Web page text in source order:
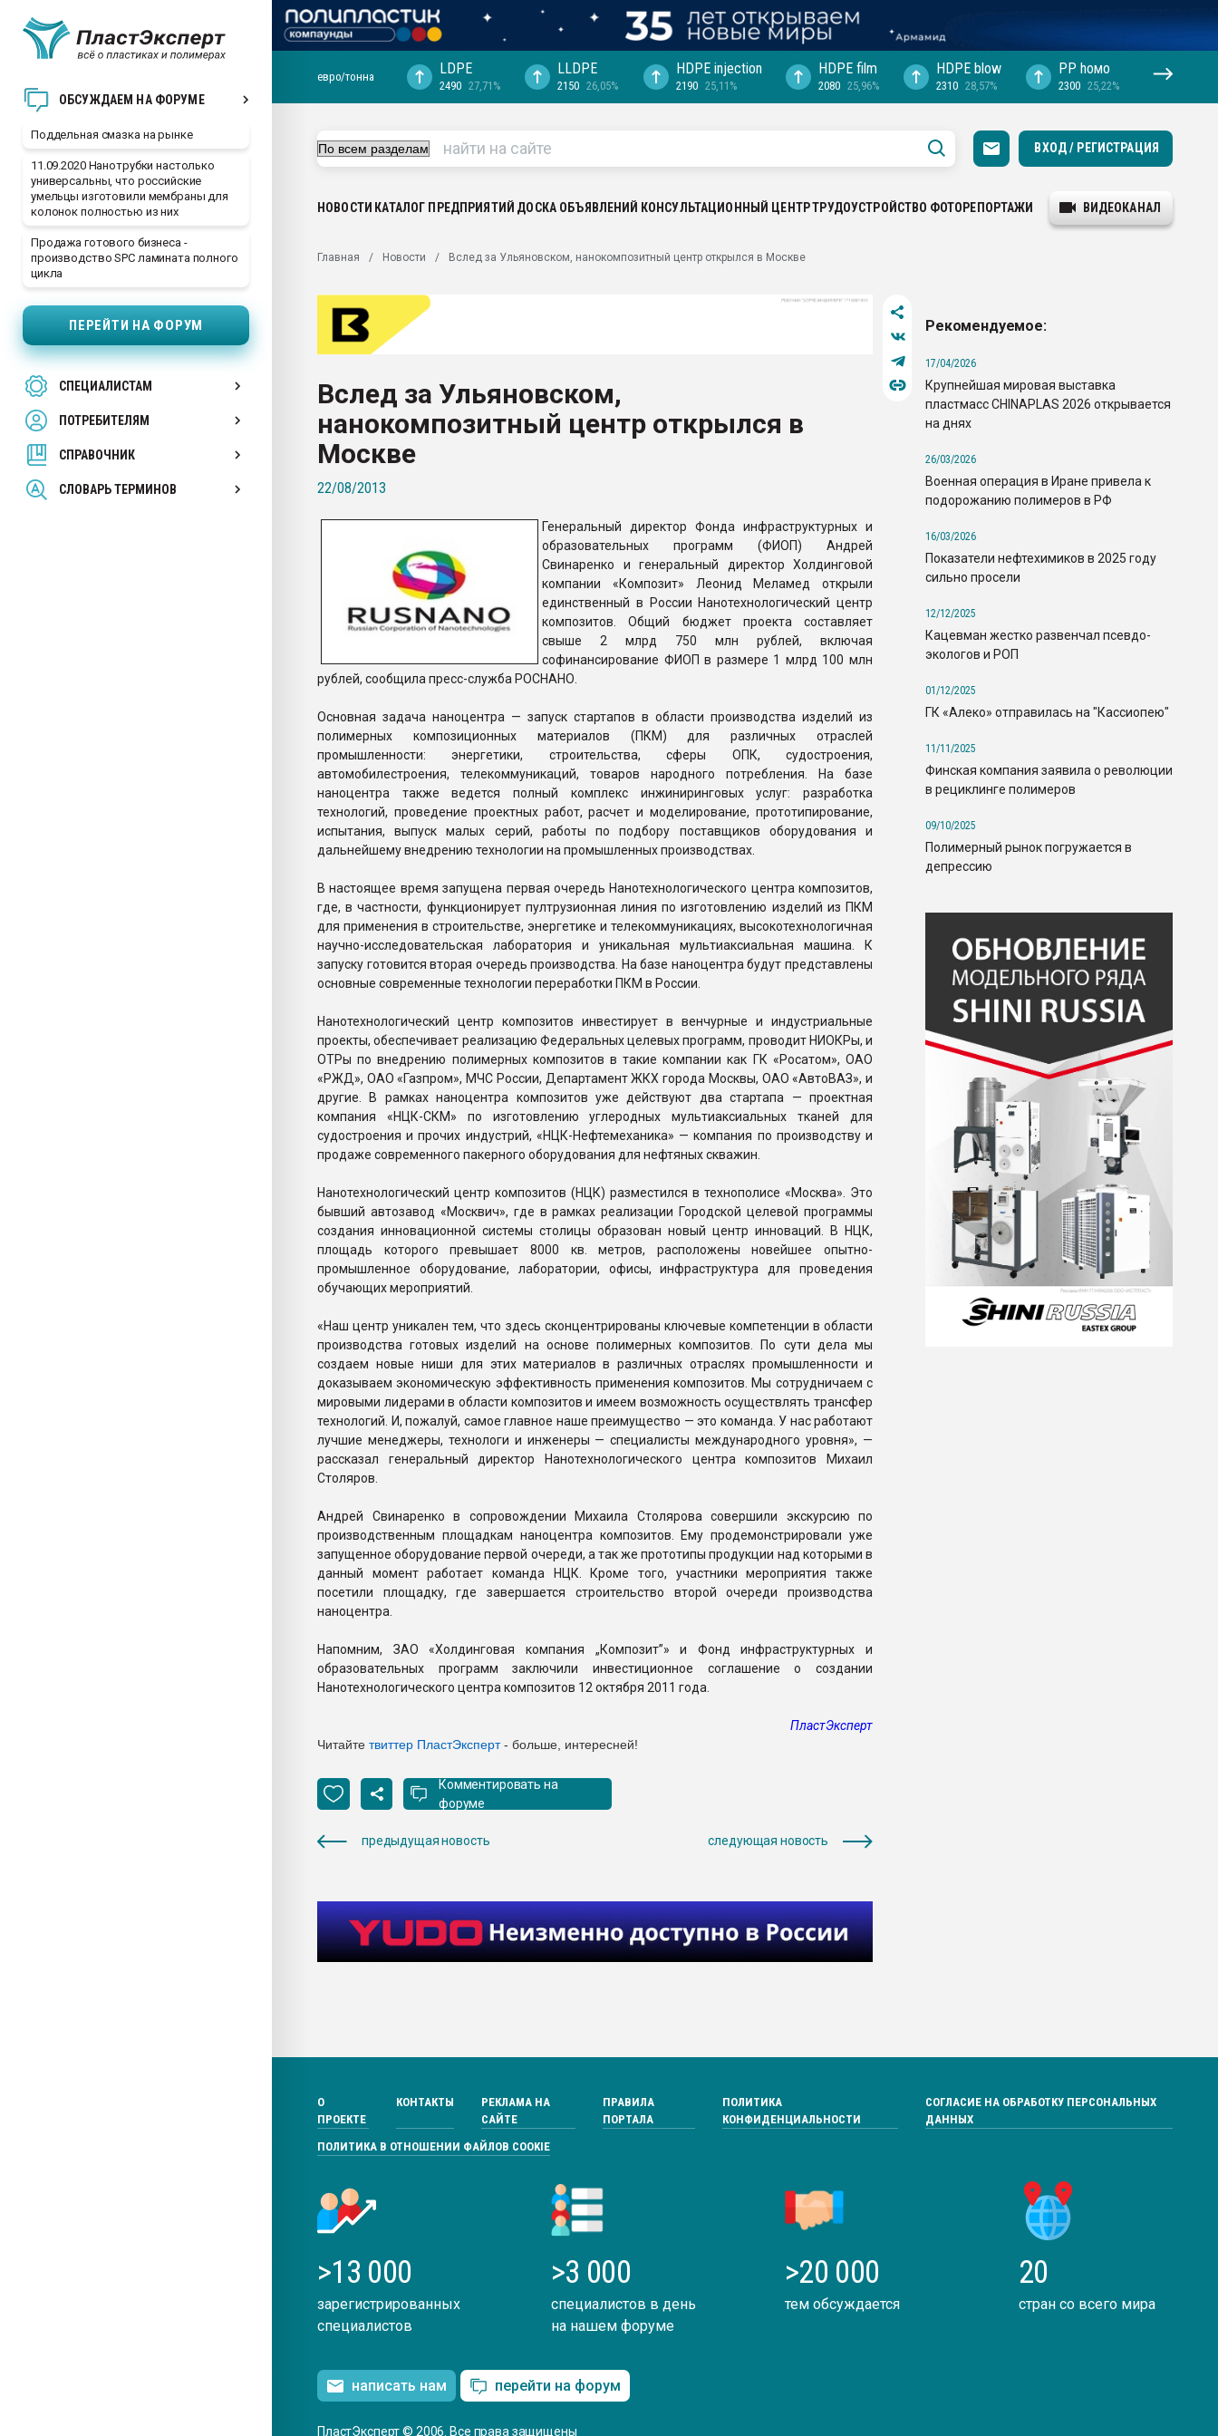
ОБСУЖДАЕМ НА ФОРУМЕ
Поддельная смазка на рынке
11.09.2020 Нанотрубки настолько
универсальны, что российские
умельцы изготовили мембраны для
колонок полностью из них
Продажа готового бизнеса -
производство SPC ламината полного
цикла
ПЕРЕЙТИ НА ФОРУМ
СПЕЦИАЛИСТАМ
ПОТРЕБИТЕЛЯМ
СПРАВОЧНИК
СЛОВАРЬ ТЕРМИНОВ
ближайшее подмосковье, с.-в.
Подмосковье, Москва
первый план в переработке
28.07.2026 "Технониколь" довольна
Всё, что касается выдува ПЭТ
Материал поверхности пуансона для
Продам отходы Композиция
поликарбоната и АБС-пластика
Armaloy PC/ABS-1IM черный цвет
евро/тонна LDPE
2490 27,71%
LLDPE
2150 26,05%
HDPE injection
2190 25,11%
HDPE film
2080 25,96%
HDPE blow
2310 28,57%
PP hомо
2300 25,22%
ВХОД / РЕГИСТРАЦИЯ
НОВОСТИ КАТАЛОГ ПРЕДПРИЯТИЙ ДОСКА ОБЪЯВЛЕНИЙ КОНСУЛЬТАЦИОННЫЙ ЦЕНТРТРУДОУСТРОЙСТВО ФОТОРЕПОРТАЖИ ВИДЕОКАНАЛ
Главная Новости Вслед за Ульяновском, нанокомпозитный центр открылся в Москве
Вслед за Ульяновском,
нанокомпозитный центр открылся в
Москве
22/08/2013
Генеральный директор Фонда инфраструктурных и
образовательных программ (ФИОП) Андрей
Свинаренко и генеральный директор Холдинговой
компании «Композит» Леонид Меламед открыли
единственный в России Нанотехнологический центр
композитов. Общий бюджет проекта составляет
свыше 2 млрд 750 млн рублей, включая
софинансирование ФИОП в размере 1 млрд 100 млн
рублей, сообщила пресс-служба РОСНАНО.
Основная задача наноцентра — запуск стартапов в области производства изделий из
полимерных композиционных материалов (ПКМ) для различных отраслей
промышленности: энергетики, строительства, сферы ОПК, судостроения,
автомобилестроения, телекоммуникаций, товаров народного потребления. На базе
наноцентра также ведется полный комплекс инжиниринговых услуг: разработка
технологий, проведение проектных работ, расчет и моделирование, прототипирование,
испытания, выпуск малых серий, работы по подбору поставщиков оборудования и
дальнейшему внедрению технологии на промышленных производствах.
В настоящее время запущена первая очередь Нанотехнологического центра композитов,
где, в частности, функционирует пултрузионная линия по изготовлению изделий из ПКМ
для применения в строительстве, энергетике и телекоммуникациях, высокотехнологичная
научно-исследовательская лаборатория и уникальная мультиаксиальная машина. К
запуску готовится вторая очередь производства. На базе наноцентра будут представлены
основные современные технологии переработки ПКМ в России.
Нанотехнологический центр композитов инвестирует в венчурные и индустриальные
проекты, обеспечивает реализацию Федеральных целевых программ, проводит НИОКРы, и
ОТРы по внедрению полимерных композитов в такие компании как ГК «Росатом», ОАО
«РЖД», ОАО «Газпром», МЧС России, Департамент ЖКХ города Москвы, ОАО «АвтоВАЗ», и
другие. В рамках наноцентра композитов уже действуют два стартапа — проектная
компания «НЦК-СКМ» по изготовлению углеродных мультиаксиальных тканей для
судостроения и прочих индустрий, «НЦК-Нефтемеханика» — компания по производству и
продаже современного пакерного оборудования для нефтяных скважин.
Нанотехнологический центр композитов (НЦК) разместился в технополисе «Москва». Это
бывший автозавод «Москвич», где в рамках реализации Городской целевой программы
создания инновационной системы столицы образован новый центр инноваций. В НЦК,
площадь которого превышает 8000 кв. метров, расположены новейшее опытно-
промышленное оборудование, лаборатории, офисы, инфраструктура для проведения
обучающих мероприятий.
«Наш центр уникален тем, что здесь сконцентрированы ключевые компетенции в области
производства готовых изделий на основе полимерных композитов. По сути дела мы
создаем новые ниши для этих материалов в различных отраслях промышленности и
доказываем экономическую эффективность применения композитов. Мы сотрудничаем с
мировыми лидерами в области композитов и имеем возможность осуществлять трансфер
технологий. И, пожалуй, самое главное наше преимущество — это команда. У нас работают
лучшие менеджеры, технологи и инженеры — специалисты международного уровня», —
рассказал генеральный директор Нанотехнологического центра композитов Михаил
Столяров.
Андрей Свинаренко в сопровождении Михаила Столярова совершили экскурсию по
производственным площадкам наноцентра композитов. Ему продемонстрировали уже
запущенное оборудование первой очереди, а так же прототипы продукции над которыми в
данный момент работает команда НЦК. Кроме того, участники мероприятия также
посетили площадку, где завершается строительство второй очереди производства
наноцентра.
Напомним, ЗАО «Холдинговая компания „Композит”» и Фонд инфраструктурных и
образовательных программ заключили инвестиционное соглашение о создании
Нанотехнологического центра композитов 12 октября 2011 года.
ПластЭксперт
Читайте твиттер ПластЭксперт- больше, интересней!
Комментировать на
форуме
предыдущая новость следующая новость
Рекомендуемое:
17/04/2026
Крупнейшая мировая выставка
пластмасс CHINAPLAS 2026 открывается
на днях
26/03/2026
Военная операция в Иране привела к
подорожанию полимеров в РФ
16/03/2026
Показатели нефтехимиков в 2025 году
сильно просели
12/12/2025
Кацевман жестко развенчал псевдо-
экологов и РОП
01/12/2025
ГК «Алеко» отправилась на "Кассиопею"
11/11/2025
Финская компания заявила о революции
в рециклинге полимеров
09/10/2025
Полимерный рынок погружается в
депрессию
О
ПРОЕКТЕ
КОНТАКТЫ
РЕКЛАМА НА
САЙТЕ
ПРАВИЛА
ПОРТАЛА
ПОЛИТИКА
КОНФИДЕНЦИАЛЬНОСТИ
СОГЛАСИЕ НА ОБРАБОТКУ ПЕРСОНАЛЬНЫХ
ДАННЫХ
ПОЛИТИКА В ОТНОШЕНИИ ФАЙЛОВ COOKIE
>13 000
зарегистрированных
специалистов
>3 000
специалистов в день
на нашем форуме
>20 000
тем обсуждается
20
стран со всего мира
написать нам перейти на форум
ПластЭксперт © 2006. Все права защищены